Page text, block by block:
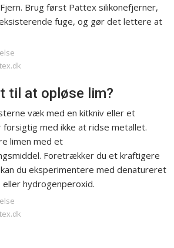
Brug først Pattex silikonefjerner,
fuge, og gør det lettere at
til at opløse lim?
væk med en kitkniv eller et
med ikke at ridse metallet.
limen med et
Foretrækker du et kraftigere
du eksperimentere med denatureret
hydrogenperoxid.